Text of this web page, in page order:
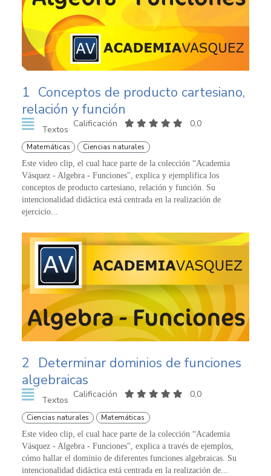
1 Conceptos de producto cartesiano,
relación y función
Textos
Calificación 0,0
Matemáticas Ciencias naturales
Este video clip, el cual hace parte de la colección “Academia
Vásquez - Algebra - Funciones", explica y ejemplifica los
conceptos de producto cartesiano, relación y función. Su
intencionalidad didáctica está centrada en la realización de
ejercicio...
2 Determinar dominios de funciones
algebraicas
Textos
Calificación 0,0
Ciencias naturales Matemáticas
Este video clip, el cual hace parte de la colección “Academia
Vásquez - Algebra - Funciones", explica a través de ejemplos,
cómo hallar el dominio de diferentes funciones algebraicas. Su
intencionalidad didáctica está centrada en la realización de...